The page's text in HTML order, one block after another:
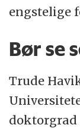
engstelige
Bør se
Trude
doktorgrad